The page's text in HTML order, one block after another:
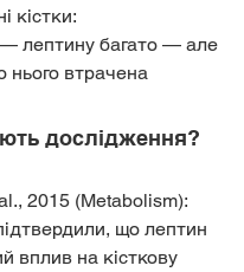
кістки:
лептину багато — але
нього втрачена
дослідження?
2015 (Metabolism):
що лептин
вплив на кісткову